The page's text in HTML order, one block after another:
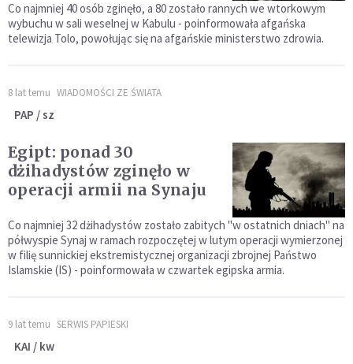
Co najmniej 40 osób zginęło, a 80 zostało rannych we wtorkowym
wybuchu w sali weselnej w Kabulu - poinformowała afgańska
telewizja Tolo, powołując się na afgańskie ministerstwo zdrowia.
8 lat temu WIADOMOŚCI ZE ŚWIATA
PAP / sz
Egipt: ponad 30
dżihadystów zginęło w
operacji armii na Synaju
Co najmniej 32 dżihadystów zostało zabitych "w ostatnich dniach" na
półwyspie Synaj w ramach rozpoczętej w lutym operacji wymierzonej
w filię sunnickiej ekstremistycznej organizacji zbrojnej Państwo
Islamskie (IS) - poinformowała w czwartek egipska armia.
9 lat temu SERWIS PAPIESKI
KAI / kw